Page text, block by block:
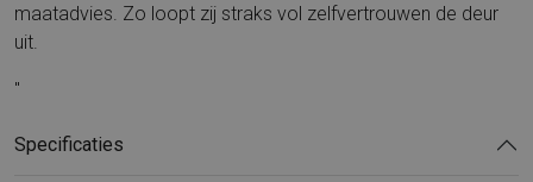
maatadvies. Zo loopt zij straks vol zelfvertrouwen de deur
uit.
"
Specificaties